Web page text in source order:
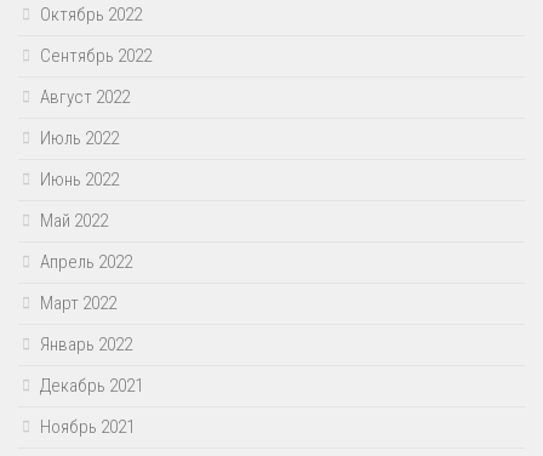
Октябрь 2022
Сентябрь 2022
Август 2022
Июль 2022
Июнь 2022
Май 2022
Апрель 2022
Март 2022
Январь 2022
Декабрь 2021
Ноябрь 2021